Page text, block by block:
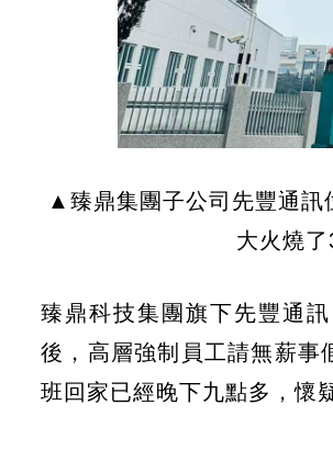
▲臻鼎集團子公司先豐通訊
大火燒
臻鼎科技集團旗下先豐通
後，高層強制員工請無薪事
班回家已經晚下九點多，懷